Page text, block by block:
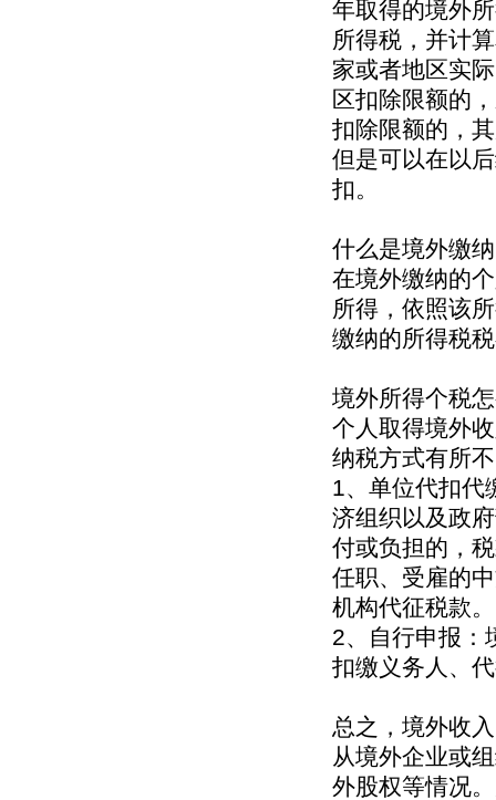
年取得的境外
所得税，并计
家或者地区实
区扣除限额的
扣除限额的，
但是可以在以
扣。
什么是境外缴
在境外缴纳的
所得，依照该
缴纳的所得税
境外所得个税
个人取得境外
纳税方式有所
1、单位代扣代
济组织以及政
付或负担的，
任职、受雇的
机构代征税款。
2、自行申报：
扣缴义务人、
总之，境外收
从境外企业或
外股权等情况